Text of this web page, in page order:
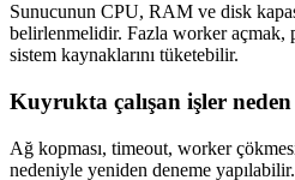
Sunucunun CPU, RAM ve disk
belirlenmelidir. Fazla worker açmak,
sistem kaynaklarını tüketebilir.
Kuyrukta çalışan işler
Ağ kopması, timeout, worker
nedeniyle yeniden deneme